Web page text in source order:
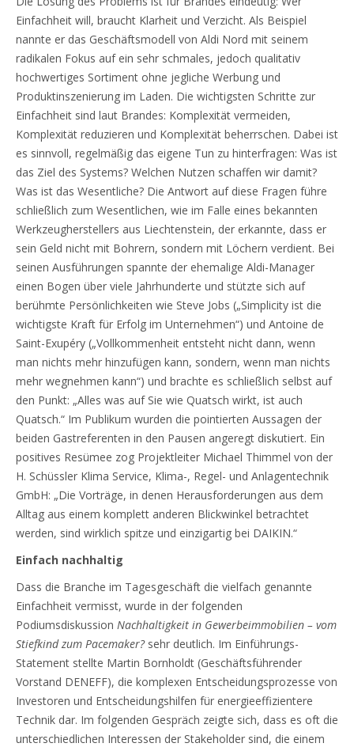
Einfachheit will, braucht Klarheit und Verzicht. Als Beispiel
nannte er das Geschäftsmodell von Aldi Nord mit seinem
radikalen Fokus auf ein sehr schmales, jedoch qualitativ
hochwertiges Sortiment ohne jegliche Werbung und
Produktinszenierung im Laden. Die wichtigsten Schritte zur
Einfachheit sind laut Brandes: Komplexität vermeiden,
Komplexität reduzieren und Komplexität beherrschen. Dabei ist
es sinnvoll, regelmäßig das eigene Tun zu hinterfragen: Was ist
das Ziel des Systems? Welchen Nutzen schaffen wir damit?
Was ist das Wesentliche? Die Antwort auf diese Fragen führe
schließlich zum Wesentlichen, wie im Falle eines bekannten
Werkzeugherstellers aus Liechtenstein, der erkannte, dass er
sein Geld nicht mit Bohrern, sondern mit Löchern verdient. Bei
seinen Ausführungen spannte der ehemalige Aldi-Manager
einen Bogen über viele Jahrhunderte und stützte sich auf
berühmte Persönlichkeiten wie Steve Jobs („Simplicity ist die
wichtigste Kraft für Erfolg im Unternehmen“) und Antoine de
Saint-Exupéry („Vollkommenheit entsteht nicht dann, wenn
man nichts mehr hinzufügen kann, sondern, wenn man nichts
mehr wegnehmen kann“) und brachte es schließlich selbst auf
den Punkt: „Alles was auf Sie wie Quatsch wirkt, ist auch
Quatsch.“ Im Publikum wurden die pointierten Aussagen der
beiden Gastreferenten in den Pausen angeregt diskutiert. Ein
positives Resümee zog Projektleiter Michael Thimmel von der
H. Schüssler Klima Service, Klima-, Regel- und Anlagentechnik
GmbH: „Die Vorträge, in denen Herausforderungen aus dem
Alltag aus einem komplett anderen Blickwinkel betrachtet
werden, sind wirklich spitze und einzigartig bei DAIKIN.“
Einfach nachhaltig
Dass die Branche im Tagesgeschäft die vielfach genannte
Einfachheit vermisst, wurde in der folgenden
Podiumsdiskussion Nachhaltigkeit in Gewerbeimmobilien – vom
Stiefkind zum Pacemaker?sehr deutlich. Im Einführungs-
Statement stellte Martin Bornholdt (Geschäftsführender
Vorstand DENEFF), die komplexen Entscheidungsprozesse von
Investoren und Entscheidungshilfen für energieeffizientere
Technik dar. Im folgenden Gespräch zeigte sich, dass es oft die
unterschiedlichen Interessen der Stakeholder sind, die einem